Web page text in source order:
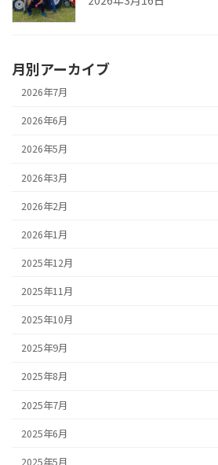
月別アーカイブ
2026年7月
2026年6月
2026年5月
2026年3月
2026年2月
2026年1月
2025年12月
2025年11月
2025年10月
2025年9月
2025年8月
2025年7月
2025年6月
2025年5月